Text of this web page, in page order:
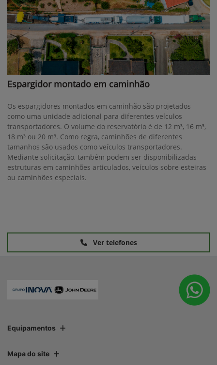
Espargidor montado em caminhão
Os espargidores montados em caminhão são projetados
como uma unidade adicional para diferentes veículos
transportadores. O volume do reservatório é de 12 m³, 16 m³,
18 m³ ou 20 m³. Como regra, caminhões de diferentes
tamanhos são usados como veículos transportadores.
Mediante solicitação, também podem ser disponibilizadas
estruturas em caminhões articulados, veículos sobre esteiras
ou caminhões especiais.
Ver telefones
Equipamentos
Mapa do site